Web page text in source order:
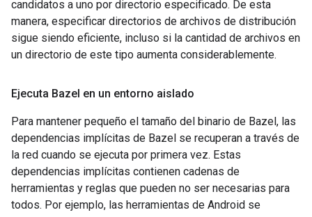
candidatos a uno por directorio especificado. De esta
manera, especificar directorios de archivos de distribución
sigue siendo eficiente, incluso si la cantidad de archivos en
un directorio de este tipo aumenta considerablemente.
Ejecuta Bazel en un entorno aislado
Para mantener pequeño el tamaño del binario de Bazel, las
dependencias implícitas de Bazel se recuperan a través de
la red cuando se ejecuta por primera vez. Estas
dependencias implícitas contienen cadenas de
herramientas y reglas que pueden no ser necesarias para
todos. Por ejemplo, las herramientas de Android se